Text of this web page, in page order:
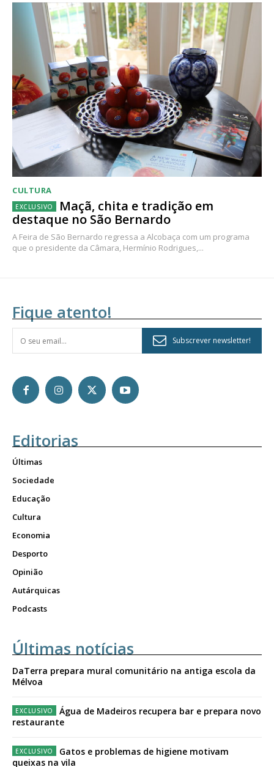
CULTURA
Maçã, chita e tradição em
destaque no São Bernardo
A Feira de São Bernardo regressa a Alcobaça com um programa
que o presidente da Câmara, Hermínio Rodrigues,...
Fique atento!
Subscrever newsletter!
Editorias
Últimas
Sociedade
Educação
Cultura
Economia
Desporto
Opinião
Autárquicas
Podcasts
Últimas notícias
DaTerra prepara mural comunitário na antiga escola da
Mélvoa
Água de Madeiros recupera bar e prepara novo
restaurante
Gatos e problemas de higiene motivam
queixas na vila